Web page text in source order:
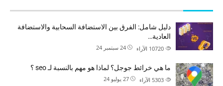
دليل شامل: الفرق بين الاستضافة السحابية والاستضافة
العادية…
24 سبتمبر 24 الآراء
ما هي خرائط جوجل؟ لماذا هو مهم بالنسبة لـ seo ؟
27 يوليو 24 الآراء